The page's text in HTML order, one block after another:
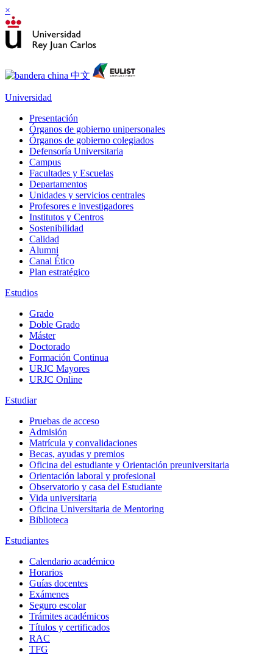
×
Universidad
Presentación
Órganos de gobierno unipersonales
Órganos de gobierno colegiados
Defensoría Universitaria
Campus
Facultades y Escuelas
Departamentos
Unidades y servicios centrales
Profesores e investigadores
Institutos y Centros
Sostenibilidad
Calidad
Alumni
Canal Ético
Plan estratégico
Estudios
Grado
Doble Grado
Máster
Doctorado
Formación Continua
URJC Mayores
URJC Online
Estudiar
Pruebas de acceso
Admisión
Matrícula y convalidaciones
Becas, ayudas y premios
Oficina del estudiante y Orientación preuniversitaria
Orientación laboral y profesional
Observatorio y casa del Estudiante
Vida universitaria
Oficina Universitaria de Mentoring
Biblioteca
Estudiantes
Calendario académico
Horarios
Guías docentes
Exámenes
Seguro escolar
Trámites académicos
Títulos y certificados
RAC
TFG